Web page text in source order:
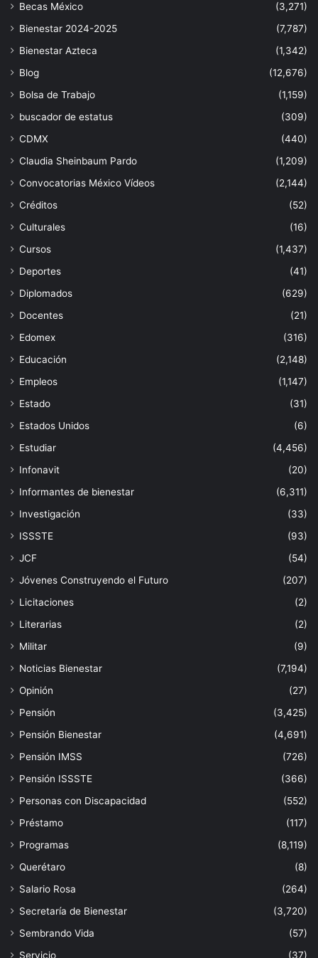
Becas México
(3,271)
Bienestar 2024-2025
(7,787)
Bienestar Azteca
(1,342)
Blog
(12,676)
Bolsa de Trabajo
(1,159)
buscador de estatus
(309)
CDMX
(440)
Claudia Sheinbaum Pardo
(1,209)
Convocatorias México Vídeos
(2,144)
Créditos
(52)
Culturales
(16)
Cursos
(1,437)
Deportes
(41)
Diplomados
(629)
Docentes
(21)
Edomex
(316)
Educación
(2,148)
Empleos
(1,147)
Estado
(31)
Estados Unidos
(6)
Estudiar
(4,456)
Infonavit
(20)
Informantes de bienestar
(6,311)
Investigación
(33)
ISSSTE
(93)
JCF
(54)
Jóvenes Construyendo el Futuro
(207)
Licitaciones
(2)
Literarias
(2)
Militar
(9)
Noticias Bienestar
(7,194)
Opinión
(27)
Pensión
(3,425)
Pensión Bienestar
(4,691)
Pensión IMSS
(726)
Pensión ISSSTE
(366)
Personas con Discapacidad
(552)
Préstamo
(117)
Programas
(8,119)
Querétaro
(8)
Salario Rosa
(264)
Secretaría de Bienestar
(3,720)
Sembrando Vida
(57)
Servicio
(37)